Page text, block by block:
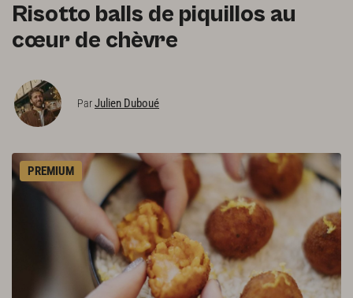
Risotto balls de piquillos au
cœur de chèvre
ParJulien Duboué
PREMIUM